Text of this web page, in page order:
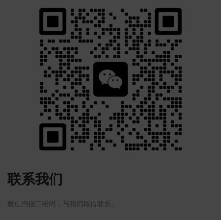
联系我们
微信扫描二维码，与我们取得联系。